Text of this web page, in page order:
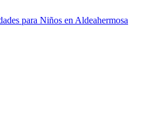
para Niños en Aldeahermosa